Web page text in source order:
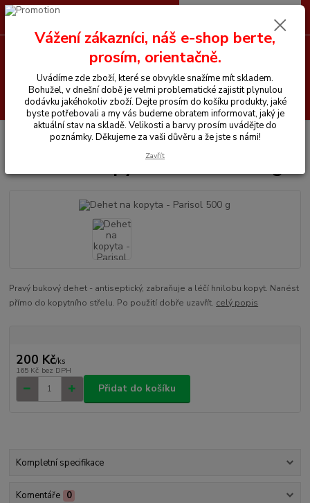
Hledat
+420 605 255 500 0 Kč
Chemické prostředky Dehet na kopyta - Parisol 500 g
Dehet na kopyta - Parisol 500 g
Pravý bukový dehet - antiseptický, zabraňuje a léčí hnilobu kopyt. Nanést
přímo do kopytního střelu. Po použití dobře uzavřít. celý popis
200 Kč/ks
165 Kč bez DPH
Přidat do košíku
Kompletní specifikace
Komentáře 0
Vážení zákazníci, náš e-shop berte,
prosím, orientačně.
Uvádíme zde zboží, které se obvykle snažíme mít skladem.
Bohužel, v dnešní době je velmi problematické zajistit plynulou
dodávku jakéhokoliv zboží. Dejte prosím do košíku produkty, jaké
byste potřebovali a my vás budeme obratem informovat, jaký je
aktuální stav na skladě. Velikosti a barvy prosím uvádějte do
poznámky. Děkujeme za vaši důvěru a že jste s námi!
Zavřít